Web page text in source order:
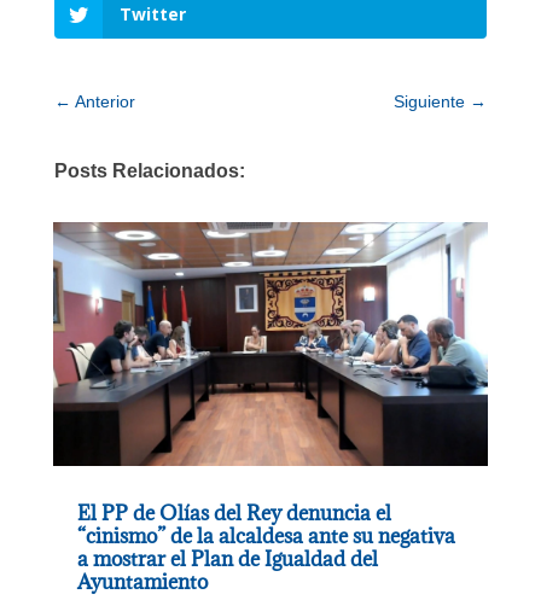
Twitter
← Anterior Siguiente →
Posts Relacionados:
El PP de Olías del Rey denuncia el
“cinismo” de la alcaldesa ante su negativa
a mostrar el Plan de Igualdad del
Ayuntamiento